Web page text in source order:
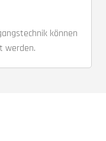
können
werden.